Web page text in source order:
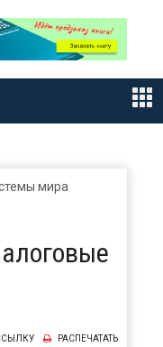
РАСПЕЧАТАТЬ